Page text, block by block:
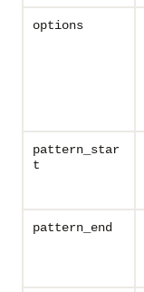
options
pattern_star
t
pattern_end